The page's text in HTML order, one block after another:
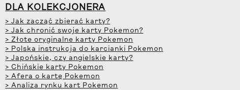
DLA KOLEKCJONERA
> Jak zacząć zbierać karty?
> Jak chronić swoje karty Pokemon?
> Złote oryginalne karty Pokemon
> Polska instrukcja do karcianki Pokemon
> Japońskie, czy angielskie karty?
> Chińskie karty Pokemon
> Afera o kartę Pokemon
> Analiza rynku kart Pokemon